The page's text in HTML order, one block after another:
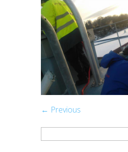
← Previous
Zoeken